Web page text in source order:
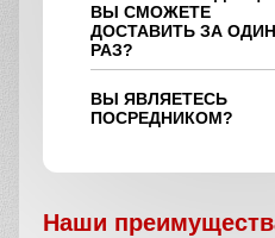
ВЫ СМОЖЕТЕ
ДОСТАВИТЬ ЗА ОДИН
РАЗ?
ВЫ ЯВЛЯЕТЕСЬ
ПОСРЕДНИКОМ?
Наши